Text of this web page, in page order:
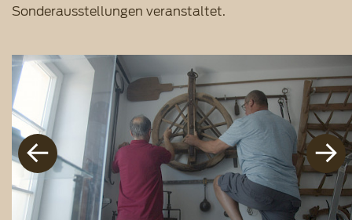
Sonderausstellungen veranstaltet.